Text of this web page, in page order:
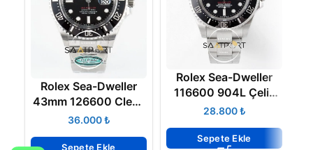
Rolex Sea-Dweller
43mm 126600 Clean
904L Kasa Seramik
₺
Sepete Ekle
Rolex Sea-Dweller
116600 904L Çelik
40mm 3135 Super
₺
Sepete Ekle